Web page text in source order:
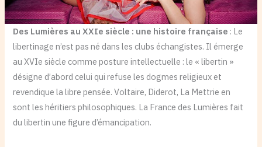
Des Lumières au XXIe siècle : une histoire française : Le
libertinage n’est pas né dans les clubs échangistes. Il émerge
au XVIe siècle comme posture intellectuelle : le « libertin »
désigne d’abord celui qui refuse les dogmes religieux et
revendique la libre pensée. Voltaire, Diderot, La Mettrie en
sont les héritiers philosophiques. La France des Lumières fait
du libertin une figure d’émancipation.